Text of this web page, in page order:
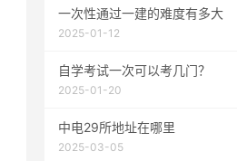
一次性通过一建的难度有多大
2025-01-12
自学考试一次可以考几门？
2025-01-20
中电29所地址在哪里
2025-03-05